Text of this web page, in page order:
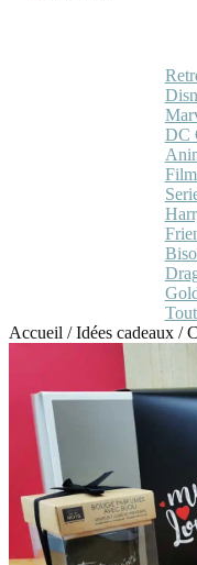
DC
Accueil /Idées cadeaux /